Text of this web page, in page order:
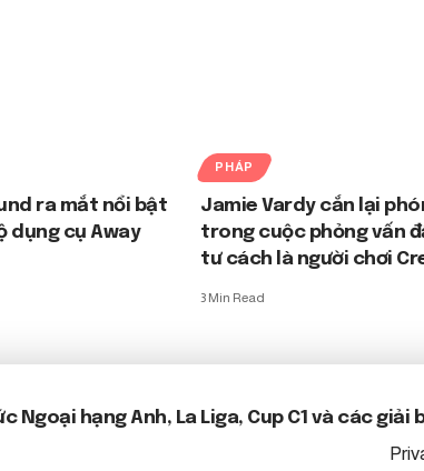
ra mắt nổi bật
dụng cụ Away
PHÁP
Jamie Vardy cắn lại
trong cuộc phỏng vấn
tư cách là người chơi
3 Min Read
Ngoại hạng Anh, La Liga, Cup C1 và các